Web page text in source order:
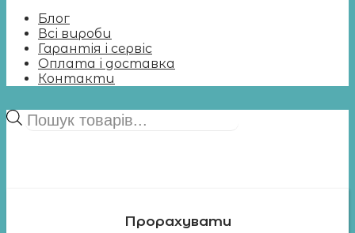
Блог
Всі вироби
Гарантія і сервіс
Оплата і доставка
Контакти
Пошук
товарів
Прорахувати